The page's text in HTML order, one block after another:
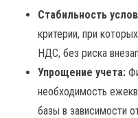
Стабильность
критерии, при
НДС, без риска
Упрощение учета:
необходимость
базы в зависимости